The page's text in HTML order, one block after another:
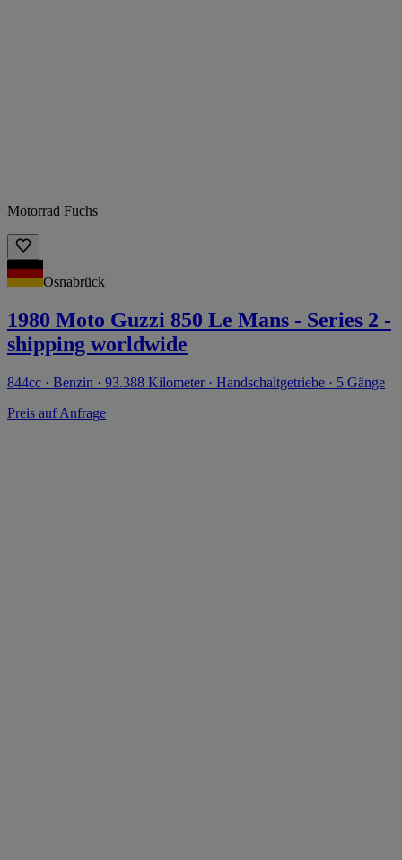
Motorrad Fuchs
Osnabrück
1980 Moto Guzzi 850 Le Mans - Series 2 -
shipping worldwide
844cc · Benzin · 93.388 Kilometer · Handschaltgetriebe · 5 Gänge
Preis auf Anfrage